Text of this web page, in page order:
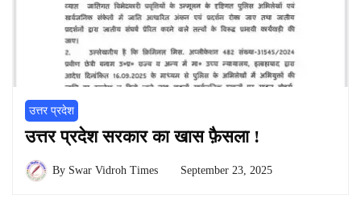
उत्तर प्रदेश
उत्तर प्रदेश सरकार का खास फ़ैसला !
By Swar Vidroh Times September 23, 2025